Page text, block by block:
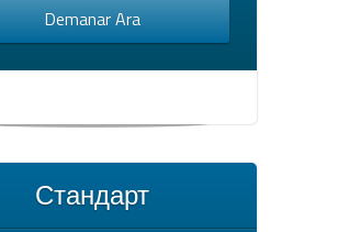
Demanar Ara
Стандарт